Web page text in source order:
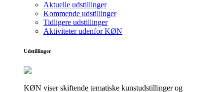
Aktuelle udstillinger
Kommende udstillinger
Tidligere udstillinger
Aktiviteter udenfor KØN
Udstillinger
KØN viser skiftende tematiske kunstudstillinger og